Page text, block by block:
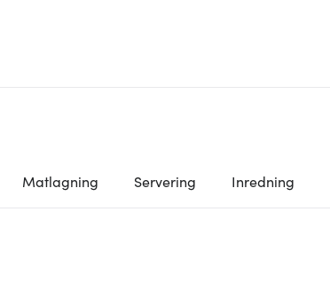
Matlagning Servering Inredning